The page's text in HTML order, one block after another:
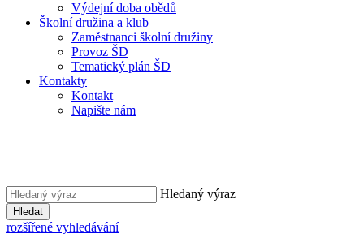
Výdejní doba obědů
Školní družina a klub
Zaměstnanci školní družiny
Provoz ŠD
Tematický plán ŠD
Kontakty
Kontakt
Napište nám
Hledaný výraz
Hledat
rozšířené vyhledávání